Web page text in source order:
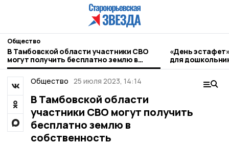
Общество
В Тамбовской области участники СВО
могут получить бесплатно землю в
собственность
«День
для
Общество 25 июля 2023, 14:14
В Тамбовской области
участники СВО могут получить
бесплатно землю в
собственность